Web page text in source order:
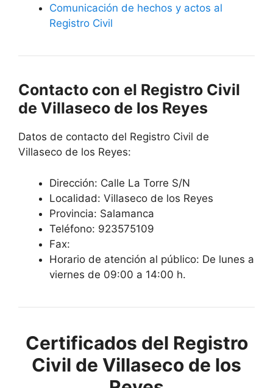
Comunicación de hechos y actos al
Registro Civil
Contacto con el Registro Civil
de Villaseco de los Reyes
Datos de contacto del Registro Civil de
Villaseco de los Reyes:
Dirección: Calle La Torre S/N
Localidad: Villaseco de los Reyes
Provincia: Salamanca
Teléfono: 923575109
Fax:
Horario de atención al público: De lunes a
viernes de 09:00 a 14:00 h.
Certificados del Registro
Civil de Villaseco de los